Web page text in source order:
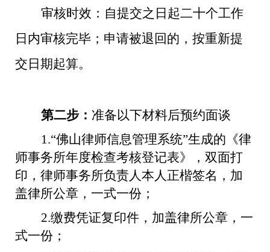
审核时效：自提交之日起二十个工作
日内审核完毕；申请被退回的，按重新提
交日期起算。
第二步： 准备以下材料后预约面谈
1.“佛山律师信息管理系统”生成的《律
师事务所年度检查考核登记表》，双面打
印，律师事务所负责人本人正楷签名，加
盖律所公章，一式一份；
2.缴费凭证复印件，加盖律所公章，一
式一份；